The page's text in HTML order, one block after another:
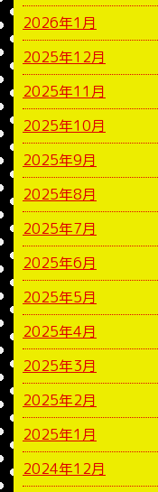
2026年1月
2025年12月
2025年11月
2025年10月
2025年9月
2025年8月
2025年7月
2025年6月
2025年5月
2025年4月
2025年3月
2025年2月
2025年1月
2024年12月